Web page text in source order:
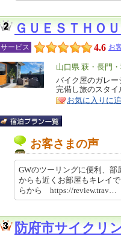
ＧＵＥＳＴＨＯ
サービス 4.6 お
エ
リ
ア
山口県 萩・長門
特
徴
バイク屋のガレ
完備し旅のスタ
お気に入りに
お客さまの声
GWのツーリングに便利、
からも近くお部屋もキレイ
らから https://review.trav…
防府市サイクリ